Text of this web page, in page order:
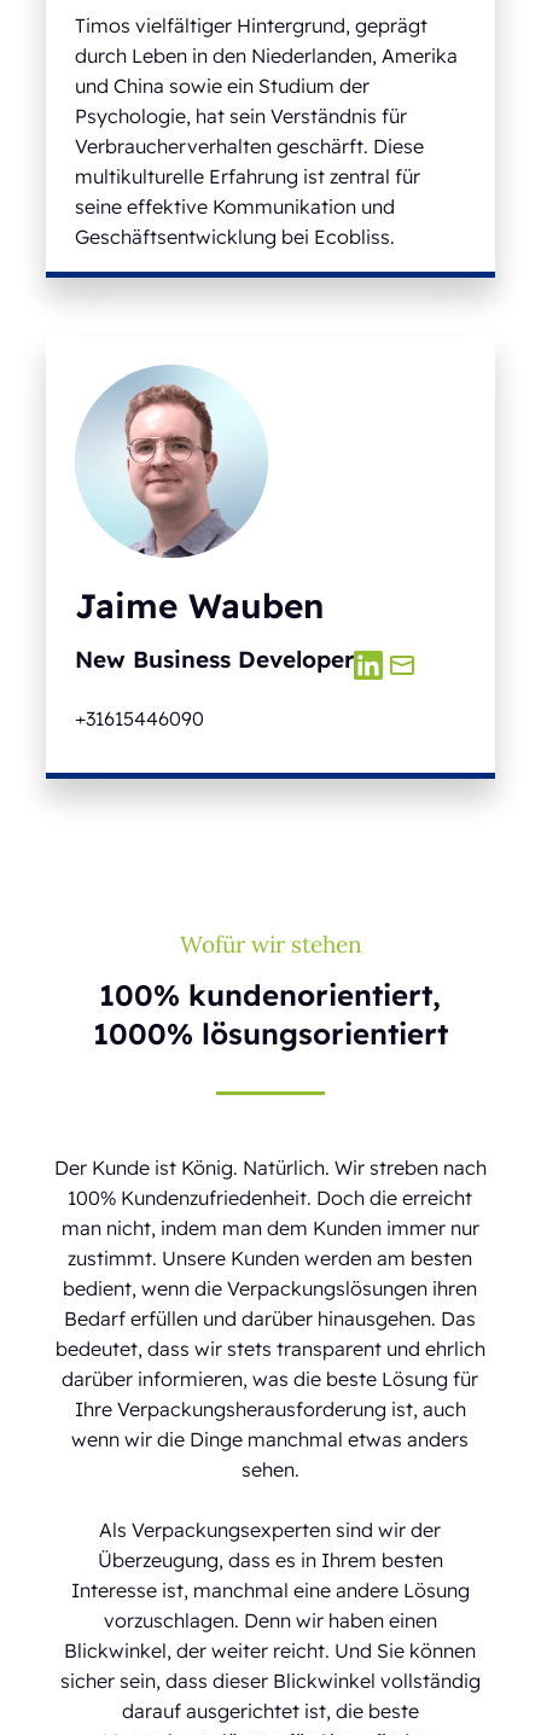
Timos vielfältiger Hintergrund, geprägt
durch Leben in den Niederlanden, Amerika
und China sowie ein Studium der
Psychologie, hat sein Verständnis für
Verbraucherverhalten geschärft. Diese
multikulturelle Erfahrung ist zentral für
seine effektive Kommunikation und
Geschäftsentwicklung bei Ecobliss.
Jaime Wauben
New Business Developer
+31615446090
Wofür wir stehen
100% kundenorientiert,
1000% lösungsorientiert
Der Kunde ist König. Natürlich. Wir streben nach
100% Kundenzufriedenheit. Doch die erreicht
man nicht, indem man dem Kunden immer nur
zustimmt. Unsere Kunden werden am besten
bedient, wenn die Verpackungslösungen ihren
Bedarf erfüllen und darüber hinausgehen. Das
bedeutet, dass wir stets transparent und ehrlich
darüber informieren, was die beste Lösung für
Ihre Verpackungsherausforderung ist, auch
wenn wir die Dinge manchmal etwas anders
sehen.
Als Verpackungsexperten sind wir der
Überzeugung, dass es in Ihrem besten
Interesse ist, manchmal eine andere Lösung
vorzuschlagen. Denn wir haben einen
Blickwinkel, der weiter reicht. Und Sie können
sicher sein, dass dieser Blickwinkel vollständig
darauf ausgerichtet ist, die beste